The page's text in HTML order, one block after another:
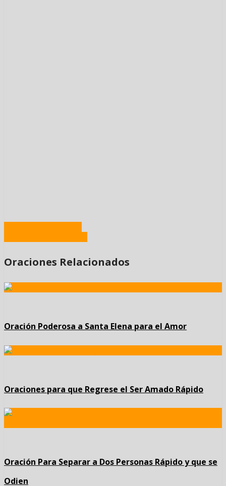
Oraciones Relacionados
Oración Poderosa a Santa Elena para el Amor
Oraciones para que Regrese el Ser Amado Rápido
Oración Para Separar a Dos Personas Rápido y que se
Odien